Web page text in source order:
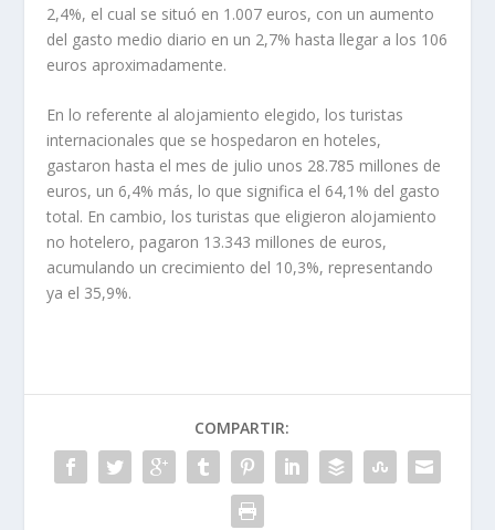
2,4%, el cual se situó en 1.007 euros, con un aumento
del gasto medio diario en un 2,7% hasta llegar a los 106
euros aproximadamente.
En lo referente al alojamiento elegido, los turistas
internacionales que se hospedaron en hoteles,
gastaron hasta el mes de julio unos 28.785 millones de
euros, un 6,4% más, lo que significa el 64,1% del gasto
total. En cambio, los turistas que eligieron alojamiento
no hotelero, pagaron 13.343 millones de euros,
acumulando un crecimiento del 10,3%, representando
ya el 35,9%.
COMPARTIR: